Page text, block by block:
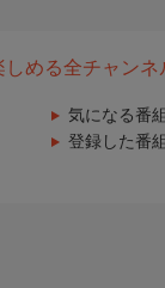
める全チャンネ
気になる番
登録した番